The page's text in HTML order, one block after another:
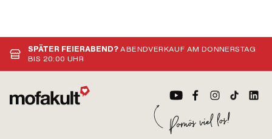
SPÄTER FEIERABEND?ABENDVERKAUF AM DONNERSTAG
BIS 20:00 UHR